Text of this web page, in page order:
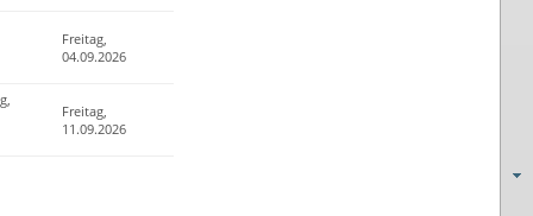
Freitag,
04.09.2026
Freitag,
11.09.2026